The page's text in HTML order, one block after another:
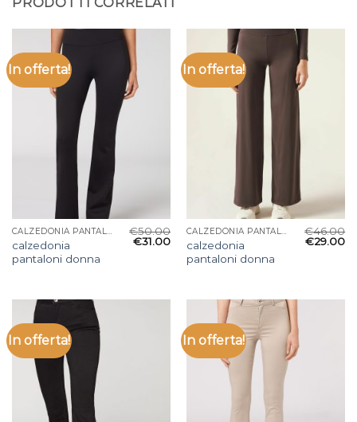
In offerta!
CALZEDONIA PANTALONI DONNA
calzedonia
pantaloni donna
€50.00
€31.00
In offerta!
CALZEDONIA PANTALONI DONNA
calzedonia
pantaloni donna
€46.00
€29.00
In offerta! In offerta!